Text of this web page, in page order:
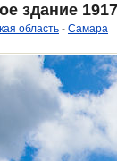
здание
область - Самара